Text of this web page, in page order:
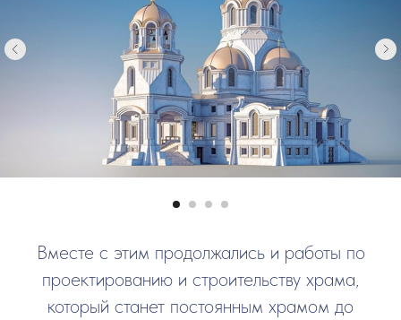
Вместе с этим продолжались и работы по
проектированию и строительству храма,
который станет постоянным храмом до